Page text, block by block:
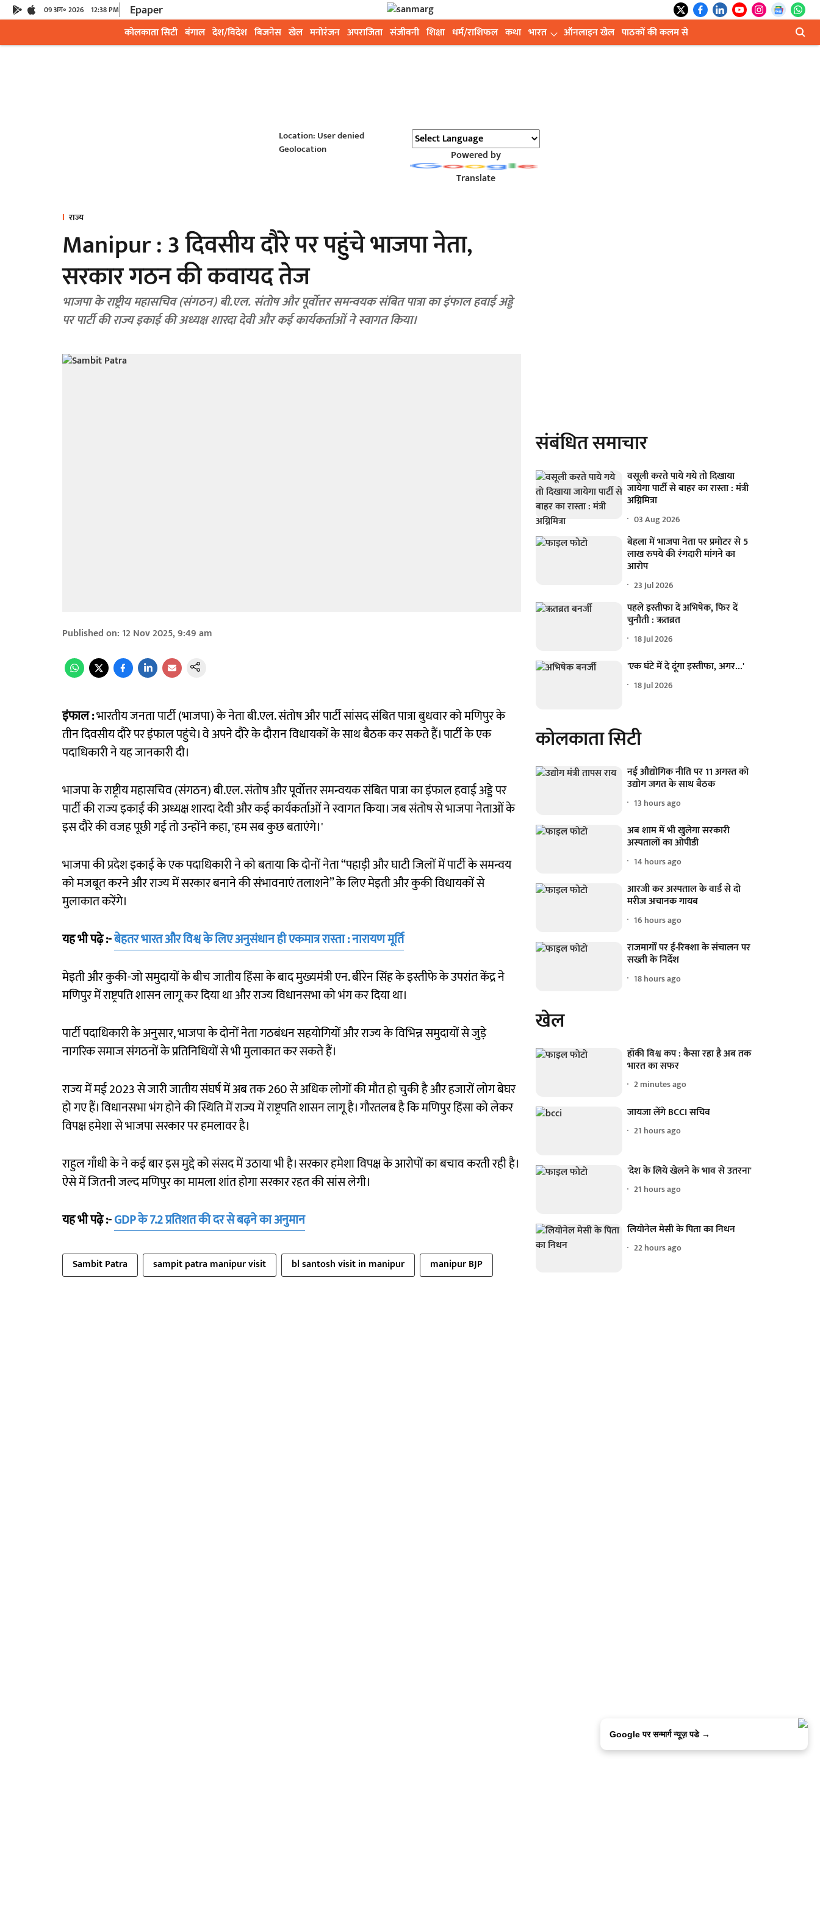
09 अग॰ 2026 12:38 PM Epaper
कोलकाता सिटी बंगाल देश/विदेश बिजनेस खेल मनोरंजन अपराजिता संजीवनी शिक्षा धर्म/राशिफल कथा भारत ऑनलाइन खेल पाठकों की कलम से
Location: User denied
Geolocation
Powered by
Translate
राज्य
Manipur : 3 दिवसीय दौरे पर पहुंचे भाजपा नेता,
सरकार गठन की कवायद तेज
भाजपा के राष्ट्रीय महासचिव (संगठन) बी.एल. संतोष और पूर्वोत्तर समन्वयक संबित पात्रा का इंफाल हवाई अड्डे
पर पार्टी की राज्य इकाई की अध्यक्ष शारदा देवी और कई कार्यकर्ताओं ने स्वागत किया।
Published on: 12 Nov 2025, 9:49 am
इंफाल :भारतीय जनता पार्टी (भाजपा) के नेता बी.एल. संतोष और पार्टी सांसद संबित पात्रा बुधवार को मणिपुर के
तीन दिवसीय दौरे पर इंफाल पहुंचे। वे अपने दौरे के दौरान विधायकों के साथ बैठक कर सकते हैं। पार्टी के एक
पदाधिकारी ने यह जानकारी दी।
भाजपा के राष्ट्रीय महासचिव (संगठन) बी.एल. संतोष और पूर्वोत्तर समन्वयक संबित पात्रा का इंफाल हवाई अड्डे पर
पार्टी की राज्य इकाई की अध्यक्ष शारदा देवी और कई कार्यकर्ताओं ने स्वागत किया। जब संतोष से भाजपा नेताओं के
इस दौरे की वजह पूछी गई तो उन्होंने कहा, 'हम सब कुछ बताएंगे।'
भाजपा की प्रदेश इकाई के एक पदाधिकारी ने को बताया कि दोनों नेता “पहाड़ी और घाटी जिलों में पार्टी के समन्वय
को मजबूत करने और राज्य में सरकार बनाने की संभावनाएं तलाशने” के लिए मेइती और कुकी विधायकों से
मुलाकात करेंगे।
यह भी पढ़े :-बेहतर भारत और विश्व के लिए अनुसंधान ही एकमात्र रास्ता : नारायण मूर्ति
मेइती और कुकी-जो समुदायों के बीच जातीय हिंसा के बाद मुख्यमंत्री एन. बीरेन सिंह के इस्तीफे के उपरांत केंद्र ने
मणिपुर में राष्ट्रपति शासन लागू कर दिया था और राज्य विधानसभा को भंग कर दिया था।
पार्टी पदाधिकारी के अनुसार, भाजपा के दोनों नेता गठबंधन सहयोगियों और राज्य के विभिन्न समुदायों से जुड़े
नागरिक समाज संगठनों के प्रतिनिधियों से भी मुलाकात कर सकते हैं।
राज्य में मई 2023 से जारी जातीय संघर्ष में अब तक 260 से अधिक लोगों की मौत हो चुकी है और हजारों लोग बेघर
हो गए हैं। विधानसभा भंग होने की स्थिति में राज्य में राष्ट्रपति शासन लागू है। गौरतलब है कि मणिपुर हिंसा को लेकर
विपक्ष हमेशा से भाजपा सरकार पर हमलावर है।
राहुल गाँधी के ने कई बार इस मुद्दे को संसद में उठाया भी है। सरकार हमेशा विपक्ष के आरोपों का बचाव करती रही है।
ऐसे में जितनी जल्द मणिपुर का मामला शांत होगा सरकार रहत की सांस लेगी।
यह भी पढ़े :-GDP के 7.2 प्रतिशत की दर से बढ़ने का अनुमान
Sambit Patra sampit patra manipur visit bl santosh visit in manipur manipur BJP
संबंधित समाचार
वसूली करते पाये गये तो दिखाया
जायेगा पार्टी से बाहर का रास्ता : मंत्री
अग्निमित्रा
03 Aug 2026
बेहला में भाजपा नेता पर प्रमोटर से 5
लाख रुपये की रंगदारी मांगने का
आरोप
23 Jul 2026
पहले इस्तीफा दें अभिषेक, फिर दें
चुनौती : ऋतब्रत
18 Jul 2026
'एक घंटे में दे दूंगा इस्तीफा, अगर...'
18 Jul 2026
कोलकाता सिटी
नई औद्योगिक नीति पर 11 अगस्त को
उद्योग जगत के साथ बैठक
13 hours ago
अब शाम में भी खुलेगा सरकारी
अस्पतालों का ओपीडी
14 hours ago
आरजी कर अस्पताल के वार्ड से दो
मरीज अचानक गायब
16 hours ago
राजमार्गों पर ई-रिक्शा के संचालन पर
सख्ती के निर्देश
18 hours ago
खेल
हॉकी विश्व कप : कैसा रहा है अब तक
भारत का सफर
2 minutes ago
जायजा लेंगे BCCI सचिव
21 hours ago
'देश के लिये खेलने के भाव से उतरना'
21 hours ago
लियोनेल मेसी के पिता का निधन
22 hours ago
Google पर सन्मार्ग न्यूज़ पडे →